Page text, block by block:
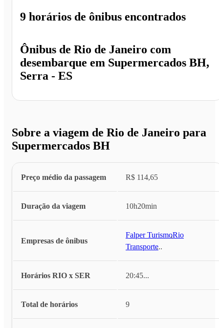
Ônibus de Rio de Janeiro com
desembarque em Supermercados BH,
Serra - ES
9 horários de ônibus encontrados
Sobre a viagem de Rio de Janeiro para
Supermercados BH
Preço médio da passagem R$ 114,65
Duração da viagem 10h20min
Empresas de ônibus
Falper Turismo,Rio
Transporte...
Horários RIO x SER 20:45...
Total de horários 9